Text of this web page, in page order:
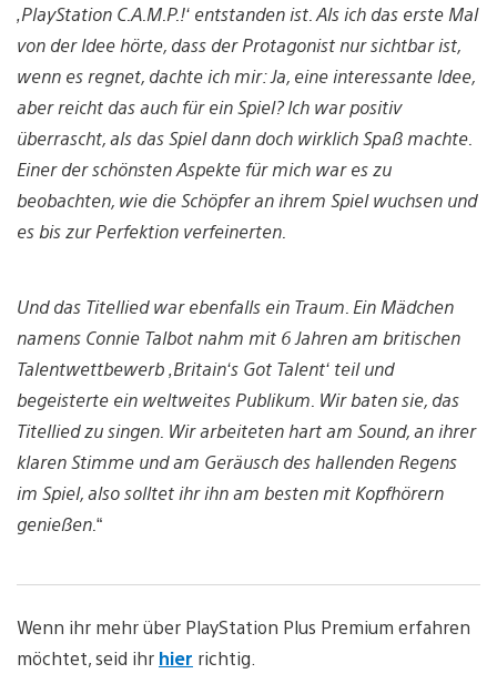
‚PlayStation C.A.M.P.!‘ entstanden ist. Als ich das erste Mal
von der Idee hörte, dass der Protagonist nur sichtbar ist,
wenn es regnet, dachte ich mir: Ja, eine interessante Idee,
aber reicht das auch für ein Spiel? Ich war positiv
überrascht, als das Spiel dann doch wirklich Spaß machte.
Einer der schönsten Aspekte für mich war es zu
beobachten, wie die Schöpfer an ihrem Spiel wuchsen und
es bis zur Perfektion verfeinerten.
Und das Titellied war ebenfalls ein Traum. Ein Mädchen
namens Connie Talbot nahm mit 6 Jahren am britischen
Talentwettbewerb ‚Britain‘s Got Talent‘ teil und
begeisterte ein weltweites Publikum. Wir baten sie, das
Titellied zu singen. Wir arbeiteten hart am Sound, an ihrer
klaren Stimme und am Geräusch des hallenden Regens
im Spiel, also solltet ihr ihn am besten mit Kopfhörern
genießen.“
Wenn ihr mehr über PlayStation Plus Premium erfahren
möchtet, seid ihr hier richtig.